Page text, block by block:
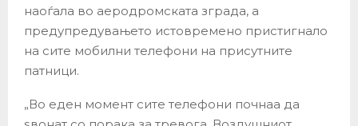
наоѓала во аеродромската зграда, а
предупредувањето истовремено пристигнало
на сите мобилни телефони на присутните
патници.
„Во еден момент сите телефони почнаа да